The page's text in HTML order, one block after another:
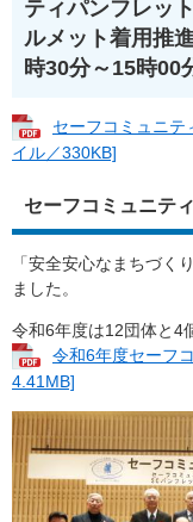
ティパンフレッ
ルメット着用推
時30分～15時00
セーフコミュニ
イル／330KB]
セーフコミュニテ
「安全安心なまちづく
ました。
令和6年度は12団体と4
令和6年度セーフ
4.41MB]